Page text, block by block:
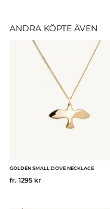
ANDRA KÖPTE ÄVEN
GOLDEN SMALL DOVE NECKLACE
fr. 1295 kr